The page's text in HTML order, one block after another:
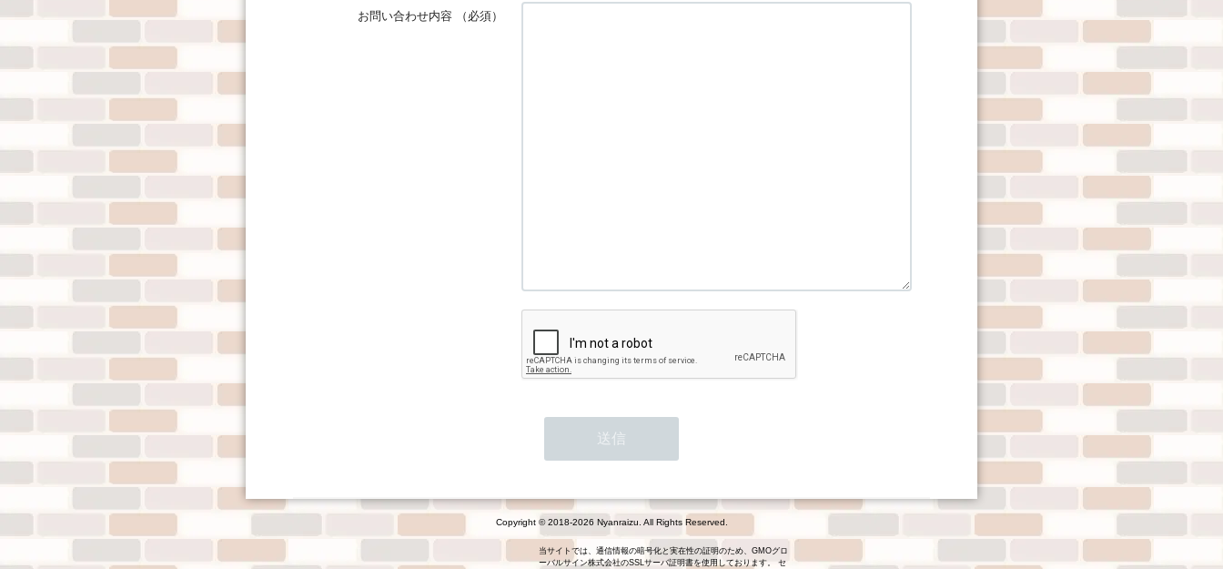
お問い合わせ内容 （必須）
Copyright © 2018-2026 Nyanraizu. All Rights Reserved.
当サイトでは、通信情報の暗号化と実在性の証明のため、GMOグロ
ーバルサイン株式会社のSSLサーバ証明書を使用しております。 セ